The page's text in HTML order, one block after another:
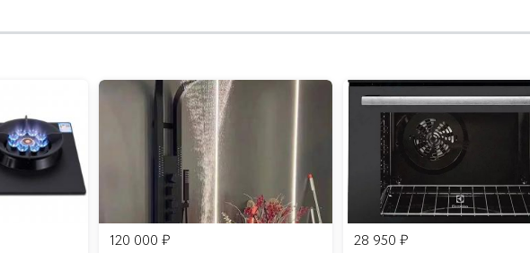
120 000 ₽
28 950 ₽